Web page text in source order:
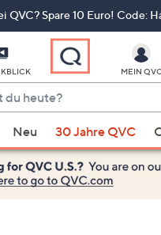
QVC? Spare 10 Euro! Code:
MEIN QVC
Neu 30 Jahre QVC